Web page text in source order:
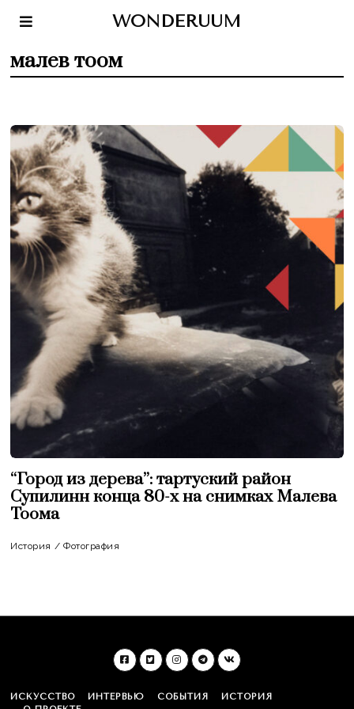
WONDERUUM
малев тоом
“Город из дерева”: тартуский район
Супилинн конца 80-х на снимках Малева
Тоома
История / Фотография
ИСКУССТВО ИНТЕРВЬЮ СОБЫТИЯ
ИСТОРИЯ